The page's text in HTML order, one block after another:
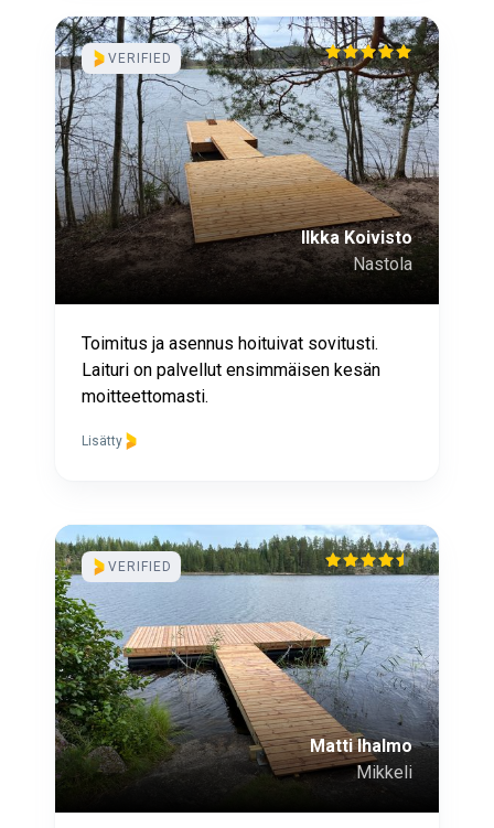
VERIFIED
Ilkka Koivisto
Nastola
Toimitus ja asennus hoituivat sovitusti.
Laituri on palvellut ensimmäisen kesän
moitteettomasti.
Lisätty
VERIFIED
Matti Ihalmo
Mikkeli